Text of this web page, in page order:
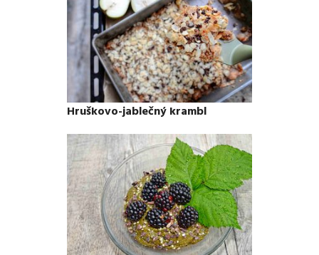
Hruškovo-jablečný krambl